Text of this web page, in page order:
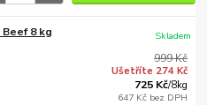
8 kg
999 Kč
Ušetříte 274 Kč
725 Kč/8kg
647 Kč bez DPH
Skladem